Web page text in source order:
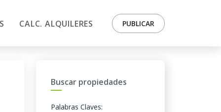
CALC. ALQUILERES PUBLICAR
Buscar propiedades
Palabras Claves: